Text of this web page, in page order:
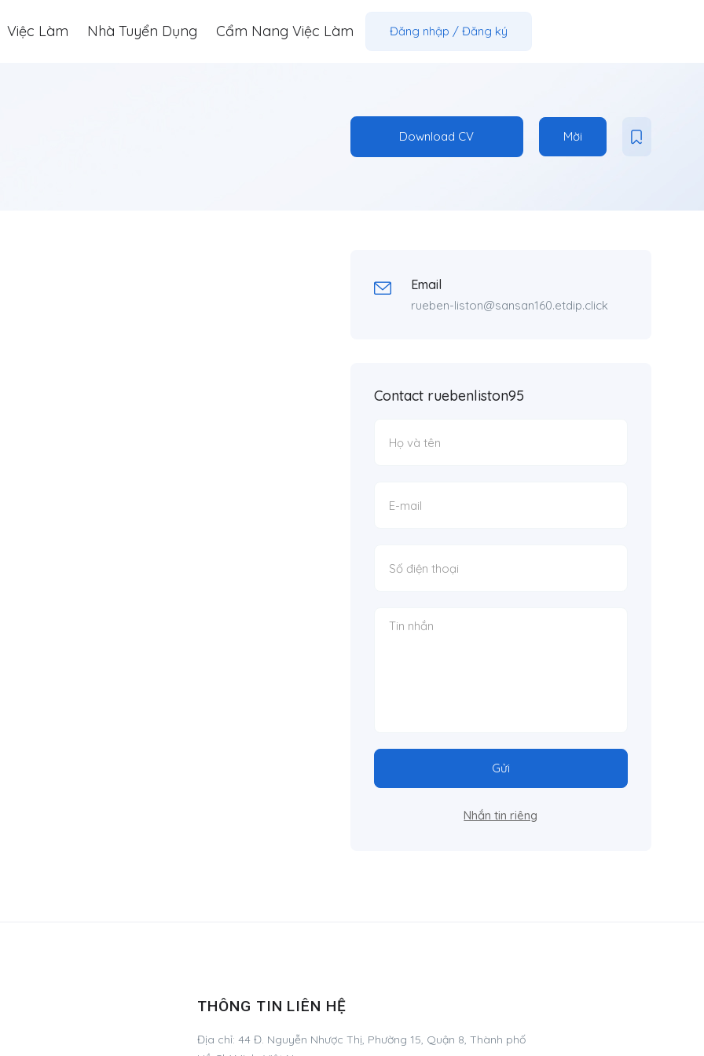
Việc Làm Nhà Tuyển Dụng Cẩm Nang Việc Làm Đăng nhập / Đăng ký
Download CV Mời
Email
rueben-liston@sansan160.etdip.click
Contact ruebenliston95
Gửi
Nhắn tin riêng
THÔNG TIN LIÊN HỆ
Địa chỉ: 44 Đ. Nguyễn Nhược Thị, Phường 15, Quận 8, Thành phố